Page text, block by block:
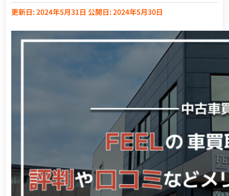
更新日: 2024年5月31日 公開日: 2024年5月30日